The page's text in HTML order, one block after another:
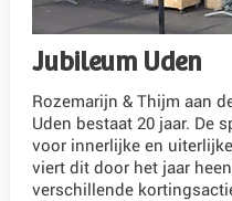
Jubileum Uden
Rozemarijn & Thijm aan
Uden bestaat 20 jaar. De
voor innerlijke en
viert dit door het jaar
verschillende